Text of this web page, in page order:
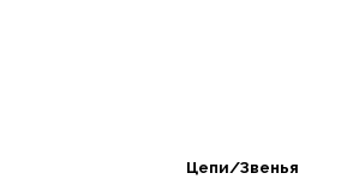
Цепи/Звенья